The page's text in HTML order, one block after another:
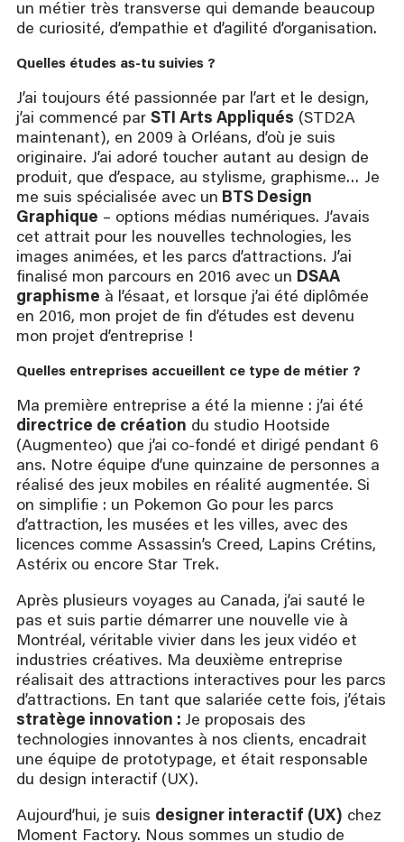
un métier très transverse qui demande beaucoup
de curiosité, d’empathie et d’agilité d’organisation.
Quelles études as-tu suivies ?
J’ai toujours été passionnée par l’art et le design,
j’ai commencé par STI Arts Appliqués (STD2A
maintenant), en 2009 à Orléans, d’où je suis
originaire. J’ai adoré toucher autant au design de
produit, que d’espace, au stylisme, graphisme… Je
me suis spécialisée avec un BTS Design
Graphique – options médias numériques. J’avais
cet attrait pour les nouvelles technologies, les
images animées, et les parcs d’attractions. J’ai
finalisé mon parcours en 2016 avec un DSAA
graphisme à l’ésaat, et lorsque j’ai été diplômée
en 2016, mon projet de fin d’études est devenu
mon projet d’entreprise !
Quelles entreprises accueillent ce type de métier ?
Ma première entreprise a été la mienne : j’ai été
directrice de création du studio Hootside
(Augmenteo) que j’ai co-fondé et dirigé pendant 6
ans. Notre équipe d’une quinzaine de personnes a
réalisé des jeux mobiles en réalité augmentée. Si
on simplifie : un Pokemon Go pour les parcs
d’attraction, les musées et les villes, avec des
licences comme Assassin’s Creed, Lapins Crétins,
Astérix ou encore Star Trek.
Après plusieurs voyages au Canada, j’ai sauté le
pas et suis partie démarrer une nouvelle vie à
Montréal, véritable vivier dans les jeux vidéo et
industries créatives. Ma deuxième entreprise
réalisait des attractions interactives pour les parcs
d’attractions. En tant que salariée cette fois, j’étais
stratège innovation : Je proposais des
technologies innovantes à nos clients, encadrait
une équipe de prototypage, et était responsable
du design interactif (UX).
Aujourd’hui, je suis designer interactif (UX) chez
Moment Factory. Nous sommes un studio de